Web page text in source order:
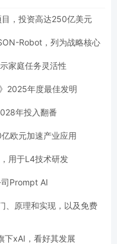
目，投资高达250亿美元
Robot，列为战略核心
家庭任务灵活性
2025年度最佳发明
年投入翻番
欧元加速产业应用
用于L4技术研发
Prompt AI
、原理和实现，以及免费
下xAI，看好其发展